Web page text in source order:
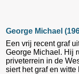
George Michael
Een vrij recent graf
George Michael. Hij
priveterrein in de
siert het graf en